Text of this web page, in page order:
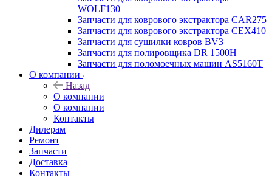
WOLF130
Запчасти для коврового экстрактора CAR275
Запчасти для коврового экстрактора CEX410
Запчасти для сушилки ковров BV3
Запчасти для полировщика DR 1500H
Запчасти для поломоечных машин AS5160T
О компании
Назад
О компании
О компании
Контакты
Дилерам
Ремонт
Запчасти
Доставка
Контакты